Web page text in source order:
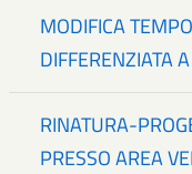
MODIFICA
DIFFERENZIATA
RINATURA-
PRESSO AREA